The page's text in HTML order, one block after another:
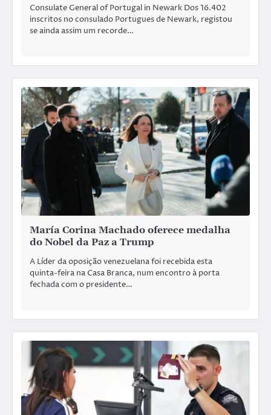
Consulate General of Portugal in Newark Dos 16.402
inscritos no consulado Portugues de Newark, registou
se ainda assim um recorde…
María Corina Machado oferece medalha
do Nobel da Paz a Trump
A Líder da oposição venezuelana foi recebida esta
quinta-feira na Casa Branca, num encontro à porta
fechada com o presidente…